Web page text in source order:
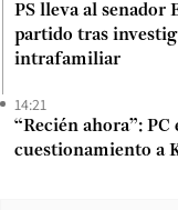
PS lleva al senador
partido tras
intrafamiliar
14:21
“Recién ahora”:
cuestionamiento a